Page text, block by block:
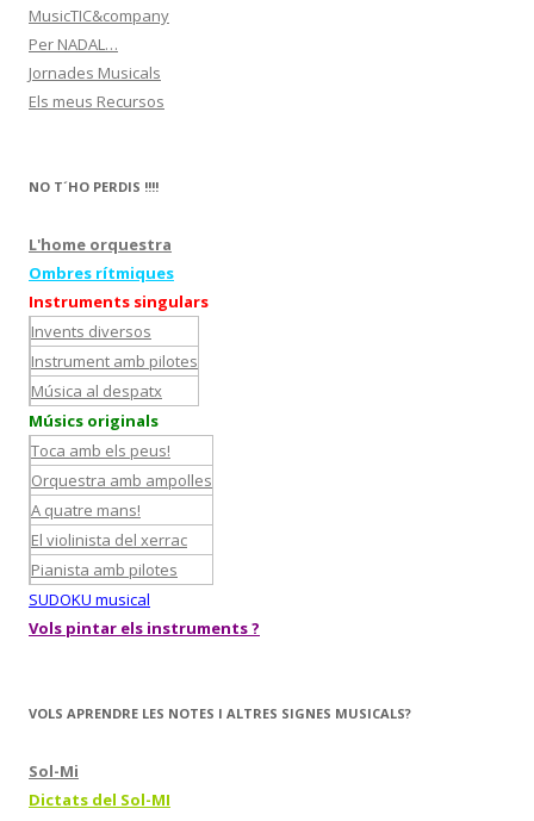
MusicTIC&company
Per NADAL…
Jornades Musicals
Els meus Recursos
NO T´HO PERDIS !!!!
L'home orquestra
Ombres rítmiques
Instruments singulars
Invents diversos
Instrument amb pilotes
Música al despatx
Músics originals
Toca amb els peus!
Orquestra amb ampolles
A quatre mans!
El violinista del xerrac
Pianista amb pilotes
SUDOKU musical
Vols pintar els instruments ?
VOLS APRENDRE LES NOTES I ALTRES SIGNES MUSICALS?
Sol-Mi
Dictats del Sol-MI